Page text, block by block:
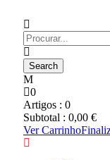
0
Artigos : 0
Subtotal : 0,00 €
Ver Carrinho